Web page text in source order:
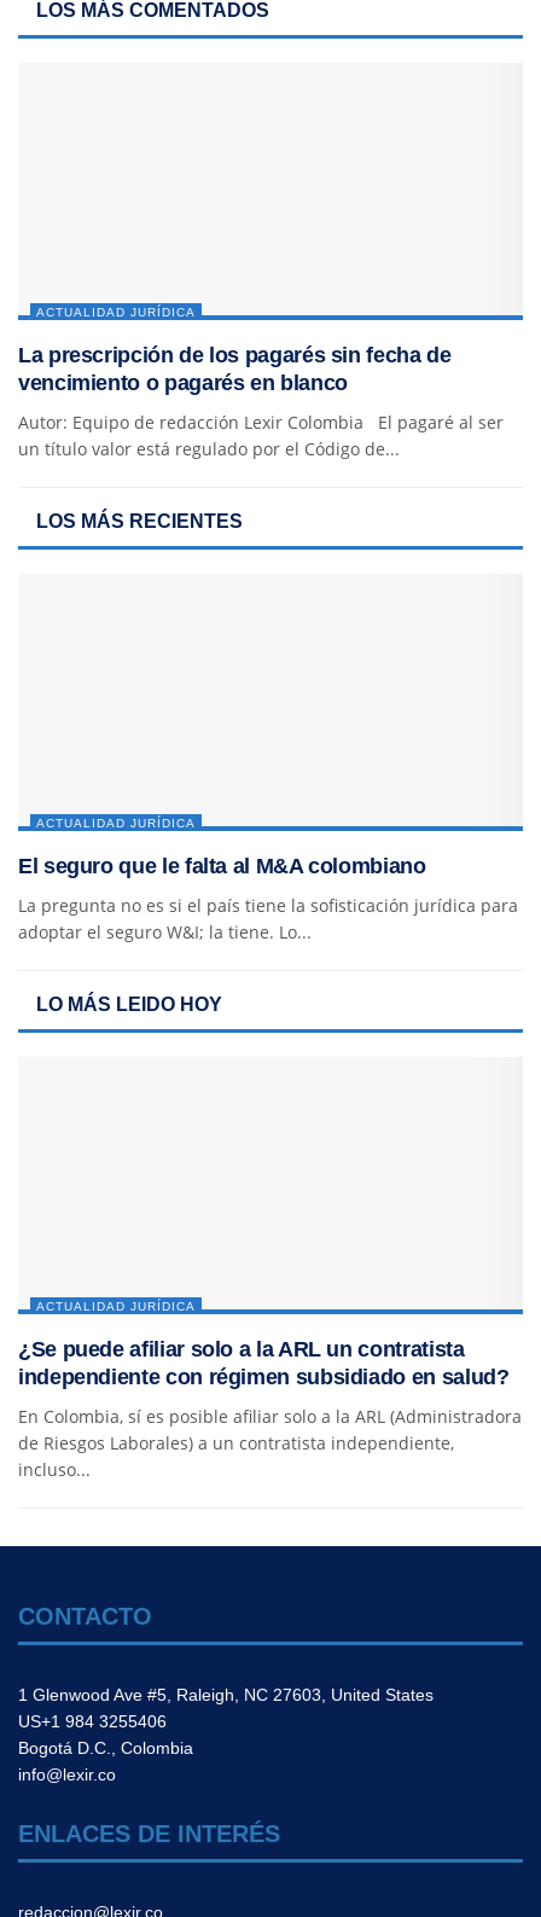
LOS MÁS COMENTADOS
ACTUALIDAD JURÍDICA
La prescripción de los pagarés sin fecha de
vencimiento o pagarés en blanco
Autor: Equipo de redacción Lexir Colombia El pagaré al ser
un título valor está regulado por el Código de...
LOS MÁS RECIENTES
ACTUALIDAD JURÍDICA
El seguro que le falta al M&A colombiano
La pregunta no es si el país tiene la sofisticación jurídica para
adoptar el seguro W&I; la tiene. Lo...
LO MÁS LEIDO HOY
ACTUALIDAD JURÍDICA
¿Se puede afiliar solo a la ARL un contratista
independiente con régimen subsidiado en salud?
En Colombia, sí es posible afiliar solo a la ARL (Administradora
de Riesgos Laborales) a un contratista independiente,
incluso...
CONTACTO
1 Glenwood Ave #5, Raleigh, NC 27603, United States
US+1 984 3255406
Bogotá D.C., Colombia
info@lexir.co
ENLACES DE INTERÉS
redaccion@lexir.co